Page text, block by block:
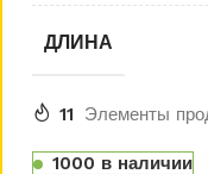
ДЛИНА
11 Элементы
1000 в наличии